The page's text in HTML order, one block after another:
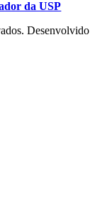
da USP
Desenvolvido